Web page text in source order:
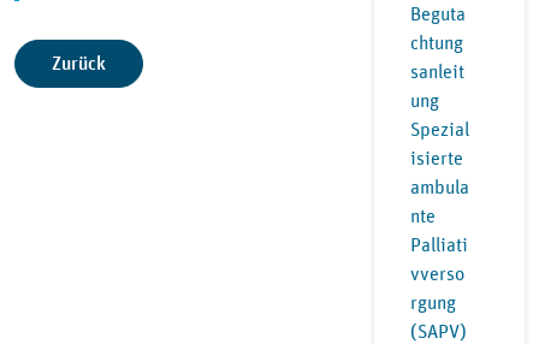
Zurück
Beguta
chtung
sanleit
ung
Spezial
isierte
ambula
nte
Palliati
vverso
rgung
(SAPV)